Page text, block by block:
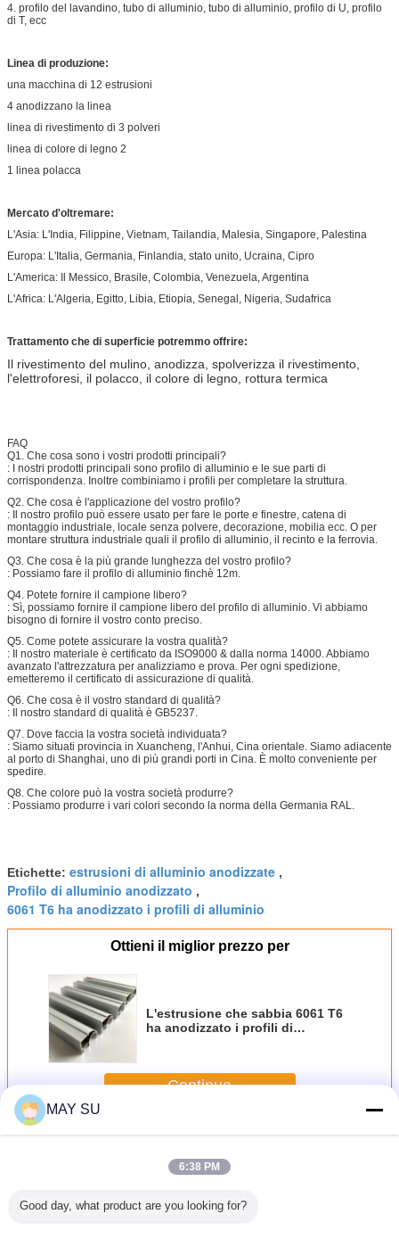
4. profilo del lavandino, tubo di alluminio, tubo di alluminio, profilo di U, profilo
di T, ecc
Linea di produzione:
una macchina di 12 estrusioni
4 anodizzano la linea
linea di rivestimento di 3 polveri
linea di colore di legno 2
1 linea polacca
Mercato d'oltremare:
L'Asia: L'India, Filippine, Vietnam, Tailandia, Malesia, Singapore, Palestina
Europa: L'Italia, Germania, Finlandia, stato unito, Ucraina, Cipro
L'America: Il Messico, Brasile, Colombia, Venezuela, Argentina
L'Africa: L'Algeria, Egitto, Libia, Etiopia, Senegal, Nigeria, Sudafrica
Trattamento che di superficie potremmo offrire:
Il rivestimento del mulino, anodizza, spolverizza il rivestimento,
l'elettroforesi, il polacco, il colore di legno, rottura termica
FAQ
Q1. Che cosa sono i vostri prodotti principali?
: I nostri prodotti principali sono profilo di alluminio e le sue parti di
corrispondenza. Inoltre combiniamo i profili per completare la struttura.
Q2. Che cosa è l'applicazione del vostro profilo?
: Il nostro profilo può essere usato per fare le porte e finestre, catena di
montaggio industriale, locale senza polvere, decorazione, mobilia ecc. O per
montare struttura industriale quali il profilo di alluminio, il recinto e la ferrovia.
Q3. Che cosa è la più grande lunghezza del vostro profilo?
: Possiamo fare il profilo di alluminio finchè 12m.
Q4. Potete fornire il campione libero?
: Sì, possiamo fornire il campione libero del profilo di alluminio. Vi abbiamo
bisogno di fornire il vostro conto preciso.
Q5. Come potete assicurare la vostra qualità?
: Il nostro materiale è certificato da ISO9000 & dalla norma 14000. Abbiamo
avanzato l'attrezzatura per analizziamo e prova. Per ogni spedizione,
emetteremo il certificato di assicurazione di qualità.
Q6. Che cosa è il vostro standard di qualità?
: Il nostro standard di qualità è GB5237.
Q7. Dove faccia la vostra società individuata?
: Siamo situati provincia in Xuancheng, l'Anhui, Cina orientale. Siamo adiacente
al porto di Shanghai, uno di più grandi porti in Cina. È molto conveniente per
spedire.
Q8. Che colore può la vostra società produrre?
: Possiamo produrre i vari colori secondo la norma della Germania RAL.
Etichette: estrusioni di alluminio anodizzate ,
Profilo di alluminio anodizzato ,
6061 T6 ha anodizzato i profili di alluminio
Ottieni il miglior prezzo per
L'estrusione che sabbia 6061 T6
ha anodizzato i profili di
Continua
PiùProfili di alluminio anodizzati
MAY SU
6:38 PM
Good day, what product are you looking for?